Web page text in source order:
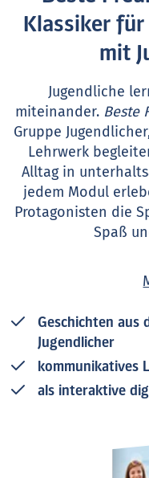
Klassiker
mit
Jugendliche
miteinander. Beste
Gruppe
Lehrwerk
Alltag in
jedem Modul
Protagonisten die
Spaß
Beste Freunde
Schulunterricht,
Wochenstunden
Geschichten aus
Jugendlicher
kommunikatives
als interaktive